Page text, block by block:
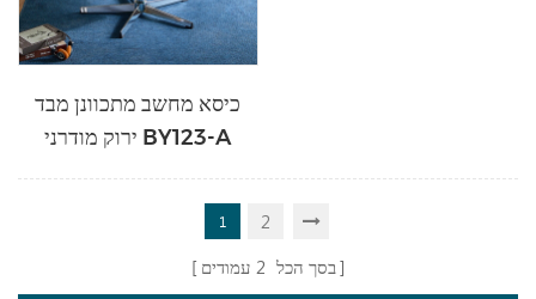
כיסא מחשב מתכוונן מבד
ירוק מודרני BY123-A
1
2
בסך הכל 2 עמודים